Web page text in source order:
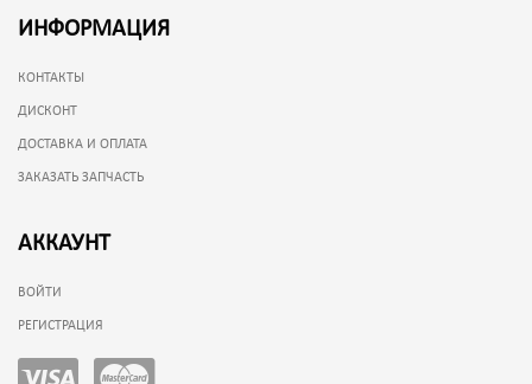
ИНФОРМАЦИЯ
КОНТАКТЫ
ДИСКОНТ
ДОСТАВКА И ОПЛАТА
ЗАКАЗАТЬ ЗАПЧАСТЬ
АККАУНТ
ВОЙТИ
РЕГИСТРАЦИЯ